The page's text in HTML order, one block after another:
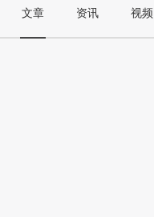
文章 资讯 视频